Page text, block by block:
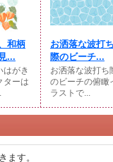
和柄
...
はがき
ターは
お洒落な波打ち
際のビーチ...
お洒落な波打ち
のビーチの俯瞰
ラストで...
ます。